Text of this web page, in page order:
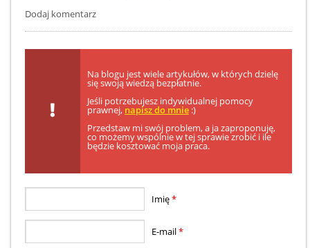
Dodaj komentarz
Na blogu jest wiele artykułów, w których dzielę
się swoją wiedzą bezpłatnie.
Jeśli potrzebujesz indywidualnej pomocy
prawnej, napisz do mnie :)
Przedstaw mi swój problem, a ja zaproponuję,
co możemy wspólnie w tej sprawie zrobić i ile
będzie kosztować moja praca.
Imię*
E-mail*